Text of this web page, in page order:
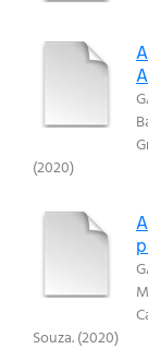
(2020)
Souza.(2020)